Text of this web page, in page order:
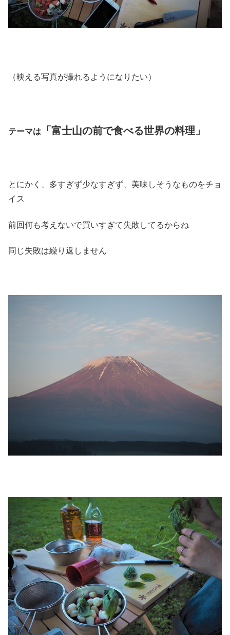
（映える写真が撮れるようになりたい）
テーマは 「富士山の前で食べる世界の料理」
とにかく、多すぎず少なすぎず、美味しそうなものをチョ
イス
前回何も考えないで買いすぎて失敗してるからね
同じ失敗は繰り返しません